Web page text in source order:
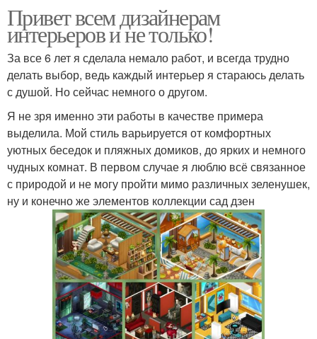
Привет всем дизайнерам
интерьеров и не только!
За все 6 лет я сделала немало работ, и всегда трудно
делать выбор, ведь каждый интерьер я стараюсь делать
с душой. Но сейчас немного о другом.
Я не зря именно эти работы в качестве примера
выделила. Мой стиль варьируется от комфортных
уютных беседок и пляжных домиков, до ярких и немного
чудных комнат. В первом случае я люблю всё связанное
с природой и не могу пройти мимо различных зеленушек,
ну и конечно же элементов коллекции сад дзен